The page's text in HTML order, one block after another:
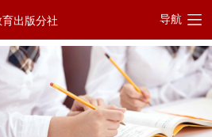
出版分社 导航